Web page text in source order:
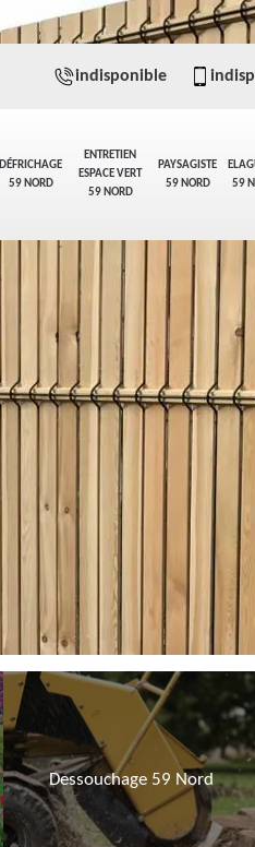
DÉFRICHAGE
59 NORD
ENTRETIEN
ESPACE VERT
59 NORD
PAYSAGISTE
59 NORD
59
indisponible
Dessouchage 59 Nord